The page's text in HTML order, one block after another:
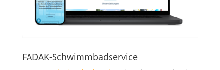
FADAK-Schwimmbadservice